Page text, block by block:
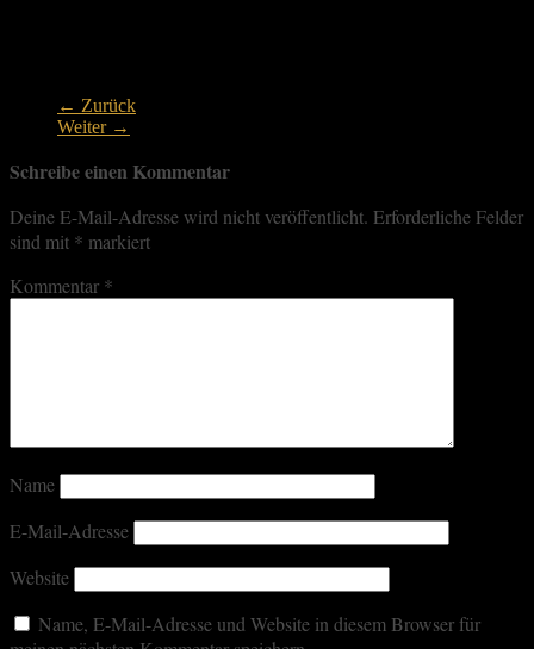
← Zurück
Weiter →
Schreibe einen Kommentar
Deine E-Mail-Adresse wird nicht veröffentlicht. Erforderliche Felder
sind mit * markiert
Kommentar *
Name
E-Mail-Adresse
Website
Name, E-Mail-Adresse und Website in diesem Browser für